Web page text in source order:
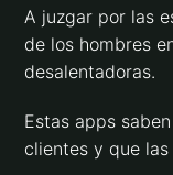
A juzgar por las
de los hombres
desalentadoras.
Estas apps
clientes y que